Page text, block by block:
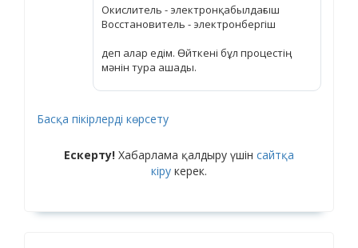
Окислитель - электронқабылдағыш
Восстановитель - электронбергіш
деп алар едім. Өйткені бұл процестің
мәнін тура ашады.
Басқа пікірлерді көрсету
Ескерту! Хабарлама қалдыру үшін сайтқа
кіру керек.